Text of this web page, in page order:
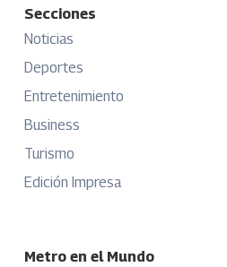
Secciones
Noticias
Deportes
Entretenimiento
Business
Turismo
Edición Impresa
Metro en el Mundo